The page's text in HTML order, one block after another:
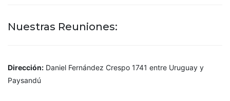
Nuestras Reuniones:
Dirección: Daniel Fernández Crespo 1741 entre Uruguay y
Paysandú